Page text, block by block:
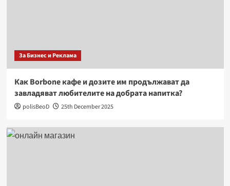
За Бизнес и Реклама
Как Borbone кафе и дозите им продължават да
завладяват любителите на добрата напитка?
polisBeoD 25th December 2025